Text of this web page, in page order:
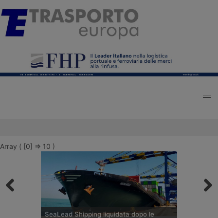
Array ( [0] => 10 )
SeaLead Shipping liquidata dopo le